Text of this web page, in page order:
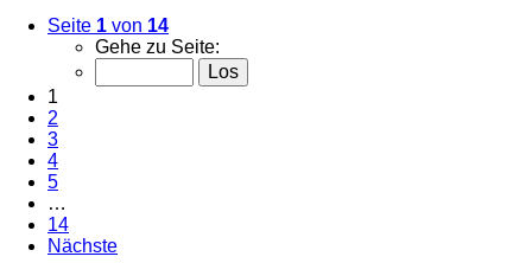
Seite 1 von 14
Gehe zu Seite:
1
2
3
4
5
…
14
Nächste